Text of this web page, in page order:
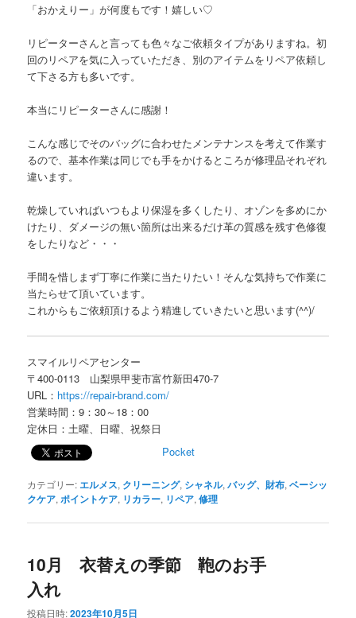
「おかえりー」が何度もです！嬉しい♡
リピーターさんと言っても色々なご依頼タイプがありますね。初
回のリペアを気に入っていただき、別のアイテムをリペア依頼し
て下さる方も多いです。
本当にリピーターさんに感謝！
こんな感じでそのバッグに合わせたメンテナンスを考えて作業す
るので、基本作業は同じでも手をかけるところが修理品それぞれ
違います。
乾燥していればいつもより保湿を多くしたり、オゾンを多めにか
けたり、ダメージの無い箇所は出来るだけ革の質感を残す色修復
をしたりなど・・・
手間を惜しまず丁寧に作業に当たりたい！そんな気持ちで作業に
当たらせて頂いています。
これからもご依頼頂けるよう精進していきたいと思います(^^)/
スマイルリペアセンター
〒400-0113 山梨県甲斐市富竹新田470-7
URL： https://repair-brand.com/
営業時間：9：30～18：00
定休日：土曜、日曜、祝祭日
Pocket
カテゴリー: エルメス, クリーニング, シャネル,バッグ、財布,ベーシッ
クケア, ポイントケア, リカラー, リペア,修理
10月 衣替えの季節 鞄のお手
入れ
投稿日時:2023年10月5日